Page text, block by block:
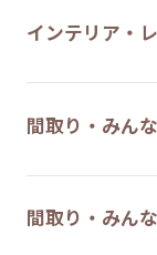
インテリア・
間取り・みん
間取り・みん